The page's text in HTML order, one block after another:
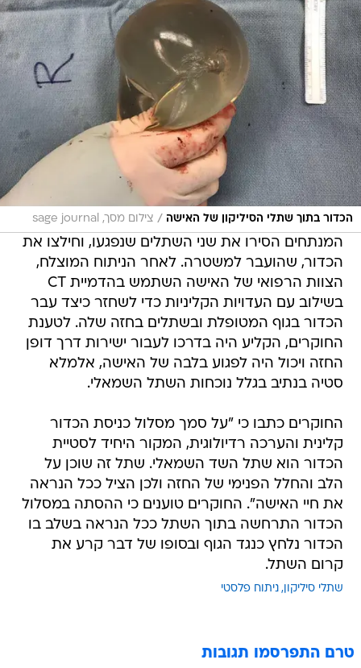
הכדור בתוך שתלי הסיליקון של האישה / צילום מסך, sage journal
המנתחים הסירו את שני השתלים שנפגעו, וחילצו את
הכדור, שהועבר למשטרה. לאחר הניתוח המוצלח,
הצוות הרפואי של האישה השתמש בהדמיית CT
בשילוב עם העדויות הקליניות כדי לשחזר כיצד עבר
הכדור בגוף המטופלת ובשתלים בחזה שלה. לטענת
החוקרים, הקליע היה בדרכו לעבור ישירות דרך דופן
החזה ויכול היה לפגוע בלבה של האישה, אלמלא
סטיה בנתיב בגלל נוכחות השתל השמאלי.
החוקרים כתבו כי "על סמך מסלול כניסת הכדור
קלינית והערכה רדיולוגית, המקור היחיד לסטיית
הכדור הוא שתל השד השמאלי. שתל זה שוכן על
הלב והחלל הפנימי של החזה ולכן הציל ככל הנראה
את חיי האישה". החוקרים טוענים כי ההסתה במסלול
הכדור התרחשה בתוך השתל ככל הנראה בשלב בו
הכדור נלחץ כנגד הגוף ובסופו של דבר קרע את
קרום השתל.
שתלי סיליקון ניתוח פלסטי
טרם התפרסמו תגובות